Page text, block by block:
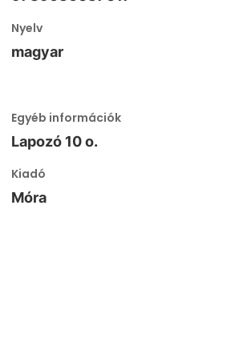
Nyelv
magyar
Egyéb információk
Lapozó 10 o.
Kiadó
Móra